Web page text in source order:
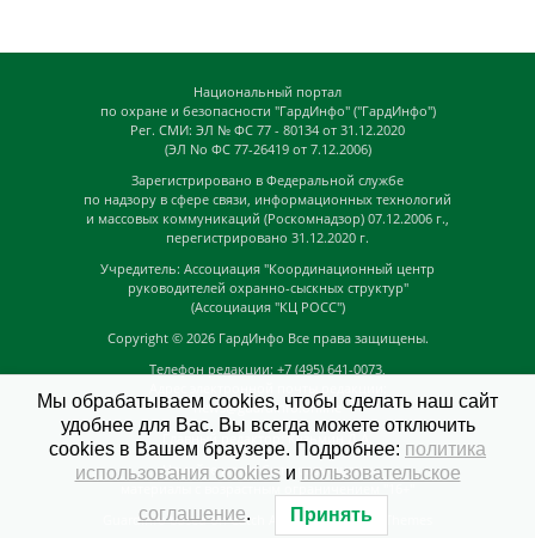
Национальный портал
по охране и безопасности "ГардИнфо" ("ГардИнфо")
Рег. СМИ: ЭЛ № ФС 77 - 80134 от 31.12.2020
(ЭЛ No ФС 77-26419 от 7.12.2006)
Зарегистрировано в Федеральной службе
по надзору в сфере связи, информационных технологий
и массовых коммуникаций (Роскомнадзор) 07.12.2006 г.,
перегистрировано 31.12.2020 г.
Учредитель: Ассоциация "Координационный центр
руководителей охранно-сыскных структур"
(Ассоциация "КЦ РОСС")
Copyright © 2026 ГардИнфо Все права защищены.
Телефон редакции: +7 (495) 641-0073,
news@guardinfo.online
Главный редактор: Кузьмин Д.А.
На сайте могут быть размещены
GuardInfo based on Catch Adaptive byCatch Themes
Мы обрабатываем cookies, чтобы сделать наш сайт
удобнее для Вас. Вы всегда можете отключить
cookies в Вашем браузере. Подробнее: политика
использования cookiesи пользовательское
соглашение. Принять